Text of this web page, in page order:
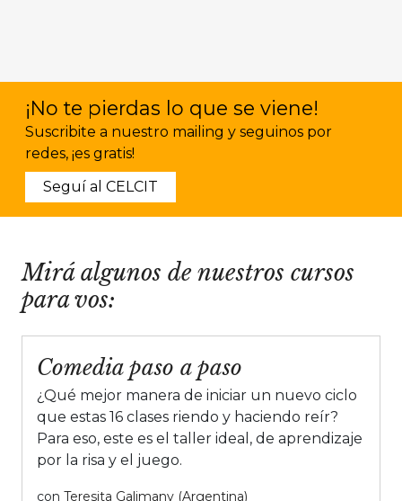
¡No te pierdas lo que se viene!
Suscribite a nuestro mailing y seguinos por
redes, ¡es gratis!
Seguí al CELCIT
Mirá algunos de nuestros cursos
para vos:
Comedia paso a paso
¿Qué mejor manera de iniciar un nuevo ciclo
que estas 16 clases riendo y haciendo reír?
Para eso, este es el taller ideal, de aprendizaje
por la risa y el juego.
con Teresita Galimany (Argentina)